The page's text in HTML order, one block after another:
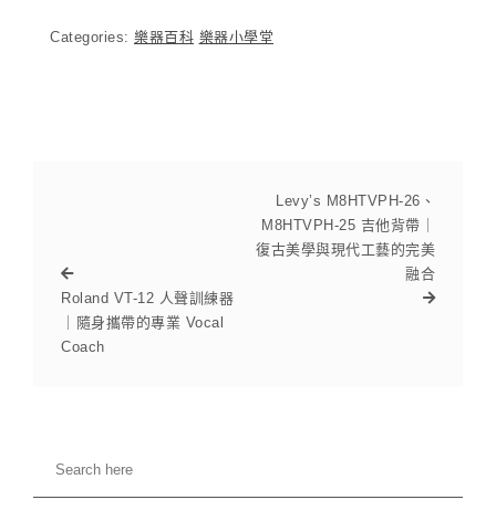
Categories: 樂器百科 樂器小學堂
Roland VT-12 人聲訓練器
｜隨身攜帶的專業 Vocal
Coach
Levy’s M8HTVPH-26、
M8HTVPH-25 吉他背帶｜
復古美學與現代工藝的完美
融合